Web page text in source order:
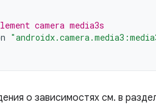
camera media3s
о зависимостях см. в